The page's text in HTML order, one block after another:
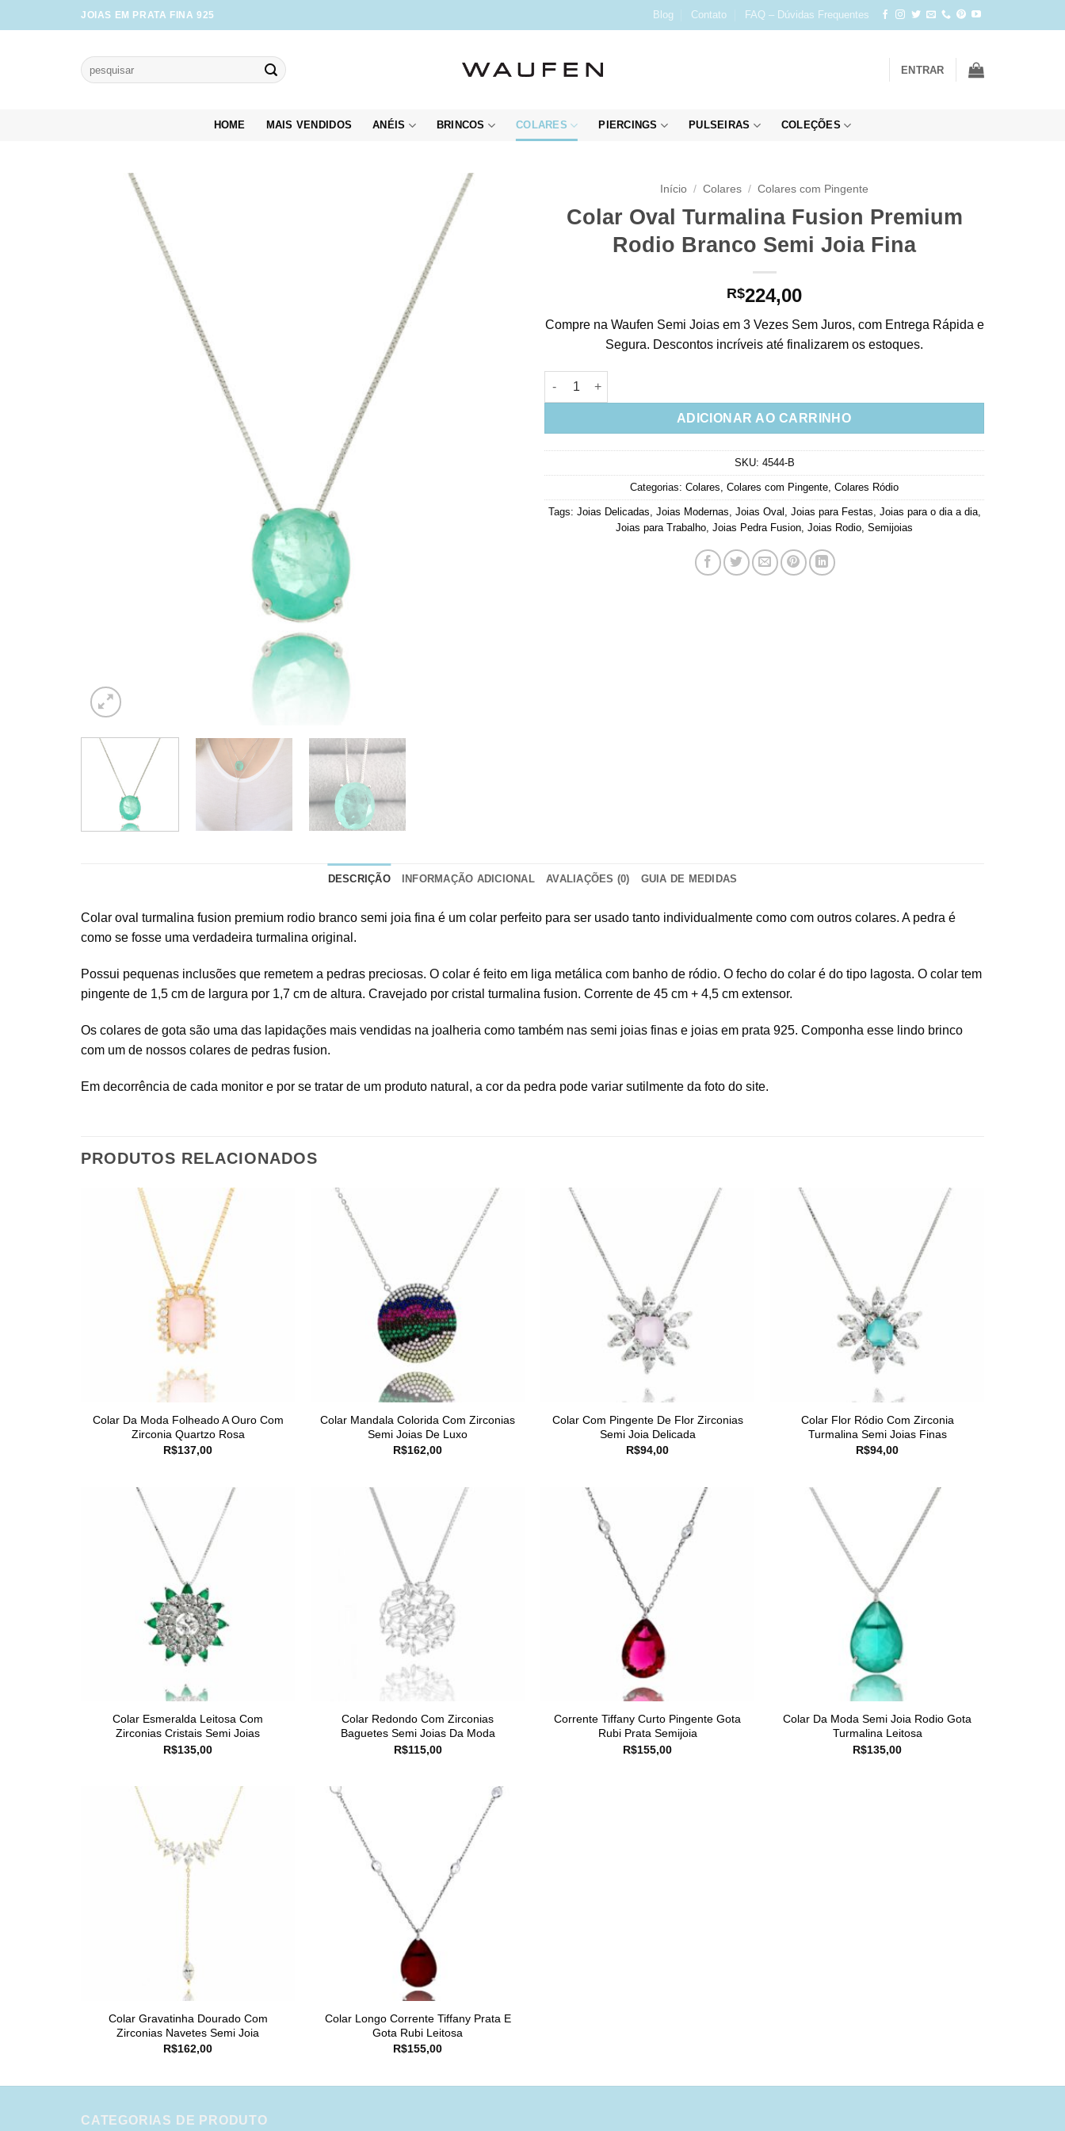
to
JOIAS EM PRATA FINA 925 Blog Contato FAQ – Dúvidas Frequentes
Pesquisar
por:
ENTRAR
HOME MAIS VENDIDOS ANÉIS BRINCOS COLARES PIERCINGS PULSEIRAS COLEÇÕES
Início / Colares / Colares com Pingente
Colar Oval Turmalina Fusion Premium
Rodio Branco Semi Joia Fina
R$224,00
Compre na Waufen Semi Joias em 3 Vezes Sem Juros, com Entrega Rápida e
Segura. Descontos incríveis até finalizarem os estoques.
Colar Oval Turmalina Fusion Premium Rodio Branco Semi Joia Fina quantidade
ADICIONAR AO CARRINHO
SKU: 4544-B
Categorias: Colares Colares com Pingente Colares Ródio
Tags: Joias Delicadas Joias Modernas Joias Oval Joias para Festas Joias para o dia a dia,
Joias para Trabalho Joias Pedra Fusion Joias Rodio Semijoias
DESCRIÇÃO INFORMAÇÃO ADICIONAL AVALIAÇÕES (0) GUIA DE MEDIDAS
Colar oval turmalina fusion premium rodio branco semi joia fina é um colar perfeito para ser usado tanto individualmente como com outros colares. A pedra é
como se fosse uma verdadeira turmalina original.
Possui pequenas inclusões que remetem a pedras preciosas. O colar é feito em liga metálica com banho de ródio. O fecho do colar é do tipo lagosta. O colar tem
pingente de 1,5 cm de largura por 1,7 cm de altura. Cravejado por cristal turmalina fusion. Corrente de 45 cm + 4,5 cm extensor.
Os colares de gota são uma das lapidações mais vendidas na joalheria como também nas semi joias finas e joias em prata 925. Componha esse lindo brinco
com um de nossos colares de pedras fusion.
Em decorrência de cada monitor e por se tratar de um produto natural, a cor da pedra pode variar sutilmente da foto do site.
PRODUTOS RELACIONADOS
Colar Da Moda Folheado A Ouro Com
Zirconia Quartzo Rosa
R$137,00
Colar Mandala Colorida Com Zirconias
Semi Joias De Luxo
R$162,00
Colar Com Pingente De Flor Zirconias
Semi Joia Delicada
R$94,00
Colar Flor Ródio Com Zirconia
Turmalina Semi Joias Finas
R$94,00
Colar Esmeralda Leitosa Com
Zirconias Cristais Semi Joias
R$135,00
Colar Redondo Com Zirconias
Baguetes Semi Joias Da Moda
R$115,00
Corrente Tiffany Curto Pingente Gota
Rubi Prata Semijoia
R$155,00
Colar Da Moda Semi Joia Rodio Gota
Turmalina Leitosa
R$135,00
Colar Gravatinha Dourado Com
Zirconias Navetes Semi Joia
R$162,00
Colar Longo Corrente Tiffany Prata E
Gota Rubi Leitosa
R$155,00
CATEGORIAS DE PRODUTO